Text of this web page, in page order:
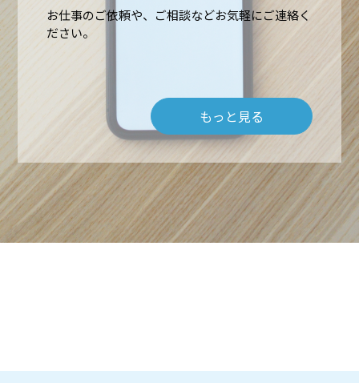
ホーム
高所作業・ロープアクセス
難所・高所・狭所エアコン工事
ルームエアコン取付 台数口
施工実績
会社概要
お問い合わせ
お仕事のご依頼や、ご相談などお気軽にご連絡く
ださい。
もっと見る